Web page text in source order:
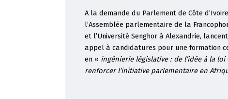
A la demande du Parlement de Côte
l’Assemblée parlementaire de la
et l’Université Senghor à Alexandrie,
appel à candidatures pour une formation
en « ingénierie législative : de l’idée à la loi
renforcer l’initiative parlementaire en